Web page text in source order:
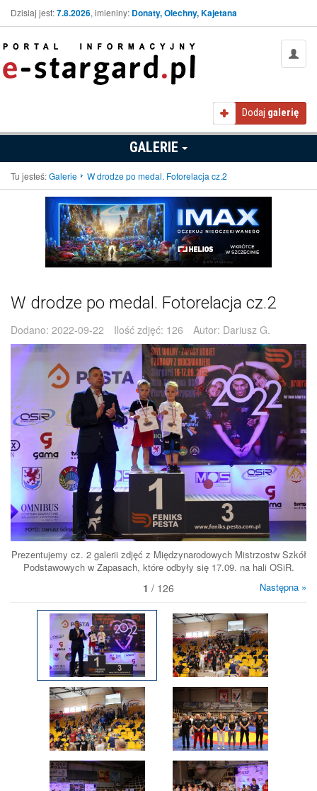
Dzisiaj jest:7.8.2026, imieniny: Donaty, Olechny, Kajetana
Dodaj galerię
GALERIE
Tu jesteś:Galerie W drodze po medal. Fotorelacja cz.2
W drodze po medal. Fotorelacja cz.2
Dodano: 2022-09-22 Ilość zdjęć: 126 Autor: Dariusz G.
Prezentujemy cz. 2 galerii zdjęć z Międzynarodowych Mistrzostw Szkół
Podstawowych w Zapasach, które odbyły się 17.09. na hali OSiR.
1 / 126 Następna »